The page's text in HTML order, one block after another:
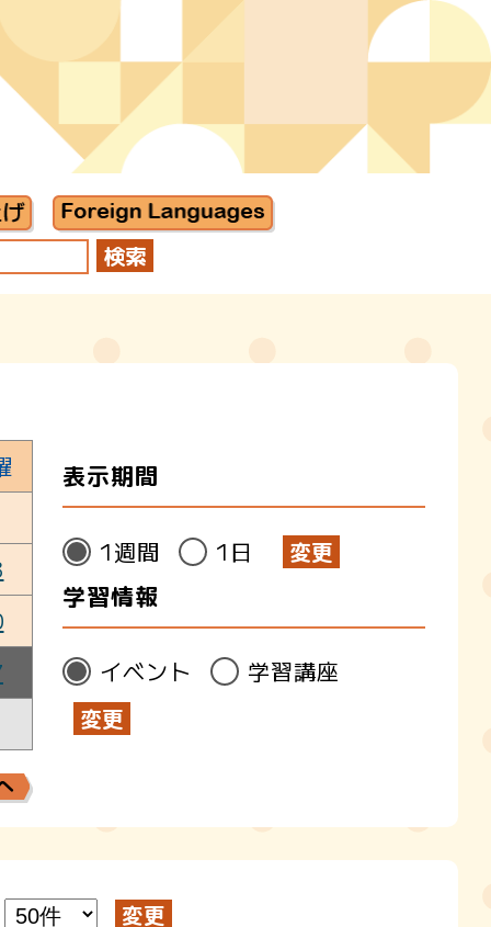
表示期間
1週間 1日
学習情報
イベント 学習講座